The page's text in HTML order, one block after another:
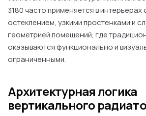
3180 часто применяется в
остеклением, узкими простенками и
геометрией помещений, где
оказываются функционально и
ограниченными.
Архитектурная логика
вертикального